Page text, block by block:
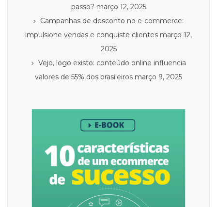
passo? março 12, 2025
Campanhas de desconto no e-commerce:
impulsione vendas e conquiste clientes março 12,
2025
Vejo, logo existo: conteúdo online influencia
valores de 55% dos brasileiros março 9, 2025